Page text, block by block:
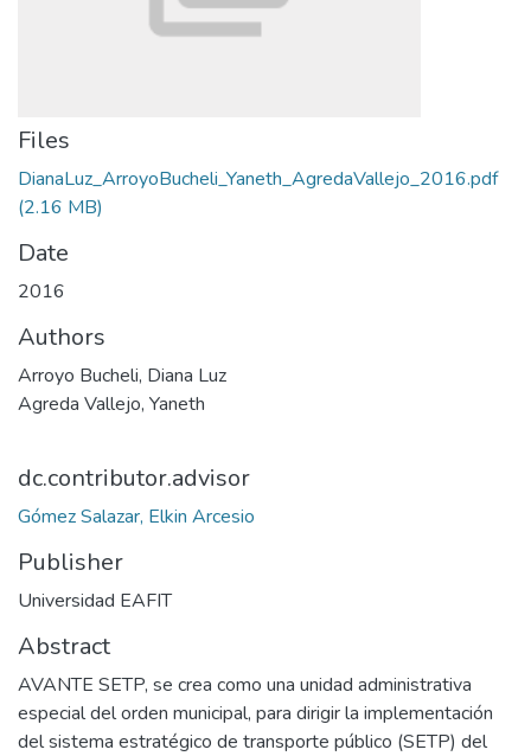
Files
DianaLuz_ArroyoBucheli_Yaneth_AgredaVallejo_2016.pdf
(2.16 MB)
Date
2016
Authors
Arroyo Bucheli, Diana Luz
Agreda Vallejo, Yaneth
dc.contributor.advisor
Gómez Salazar, Elkin Arcesio
Publisher
Universidad EAFIT
Abstract
AVANTE SETP, se crea como una unidad administrativa
especial del orden municipal, para dirigir la implementación
del sistema estratégico de transporte público (SETP) del